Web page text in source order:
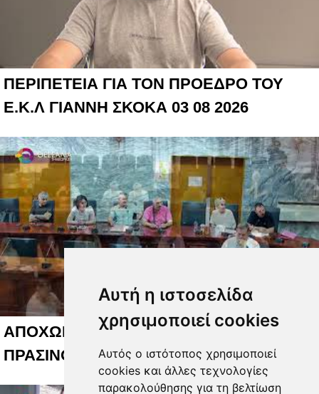
Αυτή η ιστοσελίδα
χρησιμοποιεί cookies
Αυτός ο ιστότοπος χρησιμοποιεί
cookies και άλλες τεχνολογίες
παρακολούθησης για τη βελτίωση
ΠΕΡΙΠΕΤΕΙΑ ΓΙΑ ΤΟΝ ΠΡΟΕΔΡΟ ΤΟΥ
Ε.Κ.Λ ΓΙΑΝΝΗ ΣΚΟΚΑ 03 08 2026
ΑΠΟΧΩΡΗΣΕΙΣ ΓΙΑ ΤΟ ΚΟΣΤΟΣ ΤΟΥ
ΠΡΑΣΙΝΟΥ 05 08 2026